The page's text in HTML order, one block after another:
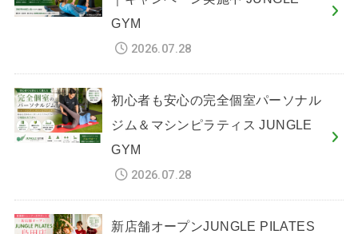
GYM
2026.07.28
初心者も安心の完全個室パーソナル
ジム＆マシンピラティス JUNGLE
GYM
2026.07.28
新店舗オープンJUNGLE PILATES